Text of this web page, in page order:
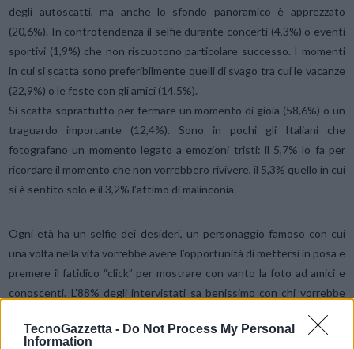
TecnoGazzetta - Do Not Process My Personal
Information
degli autoscatti, ma anche lo sfondo panoramico è apprezzato
(20,6%). In controtendenza il selfie durante concerti (4,3%) o eventi
sportivi (1,9%) che non riscuotono particolare successo. I momenti
in cui si scatta sono preferibilmente quelli di svago tra cui le vacanze
(22,9%) o le feste con gli amici (14,5%).
Si scatta soprattutto per fermare un momento di gioia (58,6%) o un
traguardo importante (12,4%). Sono in pochi gli Italiani che
fotografano un momento legato a emozioni tristi: il 5,7% lo fa per
ricordare il momento che non vorrebbero rivivere, il 5,3% quello in cui
si è sentito solo e il 3,2% l’attimo di malinconia.
Ogni età ha un selfie dei desideri, un personaggio famoso con cui
una volta nella vita vorrebbe avere l’opportunità di mettersi in posa e
premere il fatidico “click” per mostrare con vanto la foto ad amici e
conoscenti. L’88% degli intervistati sa benissimo con chi vorrebbe
scattare e in cima ai sogni ci sono il cantante o il gruppo musicale
preferito (21,3%), seguito da attore o regista (14,4%), dal